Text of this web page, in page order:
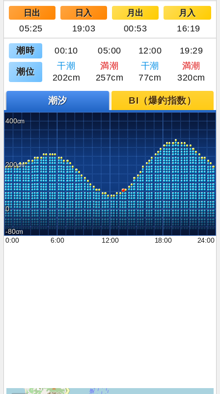
日出 日入 月出 月入
05:25 19:03 00:53 16:19
潮時 00:10 05:00 12:00 19:29
潮位
干潮 満潮 干潮
満潮
202cm
257cm 77cm 320cm
潮汐 BI（爆釣指数）
400
200
0
-80
0:00
6:00 12:00 18:00 24:00